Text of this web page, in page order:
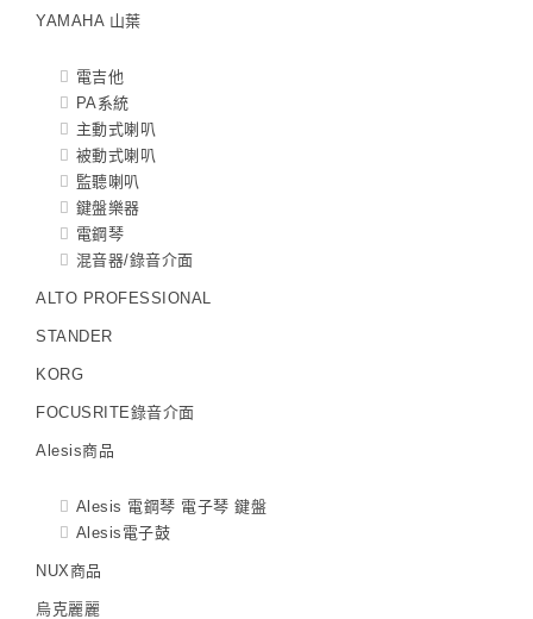
YAMAHA 山葉
電吉他
PA系統
主動式喇叭
被動式喇叭
監聽喇叭
鍵盤樂器
電鋼琴
混音器/錄音介面
ALTO PROFESSIONAL
STANDER
KORG
FOCUSRITE錄音介面
Alesis商品
Alesis 電鋼琴 電子琴 鍵盤
Alesis電子鼓
NUX商品
烏克麗麗